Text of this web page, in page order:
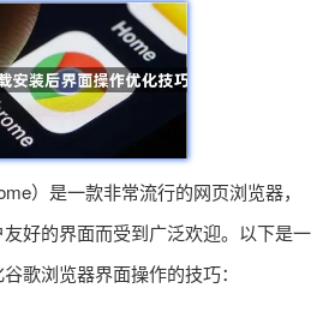
）是一款非常流行的网页浏览器，
好的界面而受到广泛欢迎。以下是一
歌浏览器界面操作的技巧：